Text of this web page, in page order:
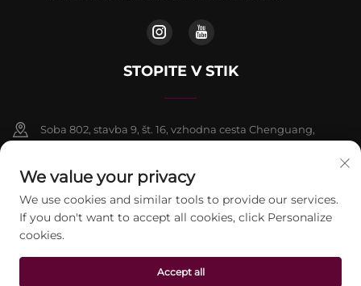
STOPITE V STIK
Soba 802, stavba 9, št. 16, vzhodna cesta Chenguang,
+86-13911459627
[email protected]
Avtorske pravice © 2026 beijing Jontelaser Technology CO.,LTD. Vse
We value your privacy
We use cookies and similar tools to provide our services.
If you don't want to accept all cookies, click Personalize
cookies.
Accept all